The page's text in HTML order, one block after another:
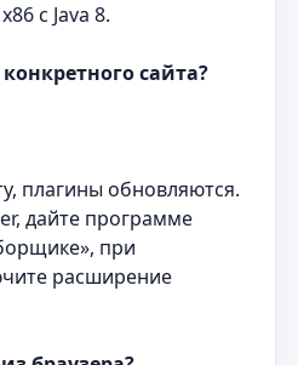
с Java 8.
сайта?
плагины обновляются.
дайте программе
при
расширение